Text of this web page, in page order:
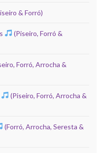
& Forró)
(Piseiro, Forró &
Forró, Arrocha &
(Piseiro, Forró, Arrocha &
(Forró, Arrocha, Seresta &